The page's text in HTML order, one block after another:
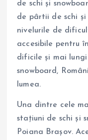
de schi și
de pârtii de schi
nivelurile de
accesibile pentru
dificile și mai
snowboard,
lumea.
Una dintre cele
stațiuni de schi și
Poiana Brașov.